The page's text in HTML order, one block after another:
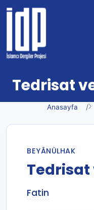
Tedrisat
Anasayfa
BEYÂNÜLHAK
Tedrisat
Fatin